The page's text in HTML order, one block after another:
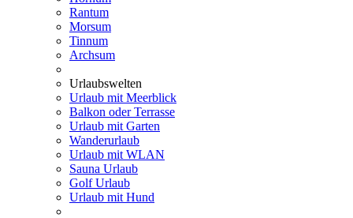
Rantum
Morsum
Tinnum
Archsum
Urlaubswelten
Urlaub mit Meerblick
Balkon oder Terrasse
Urlaub mit Garten
Wanderurlaub
Urlaub mit WLAN
Sauna Urlaub
Golf Urlaub
Urlaub mit Hund